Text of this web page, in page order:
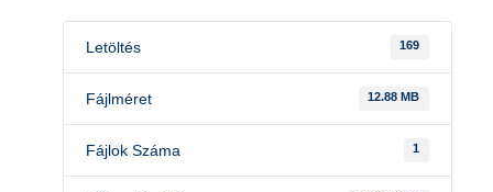
Letöltés 169
Fájlméret 12.88 MB
Fájlok Száma 1